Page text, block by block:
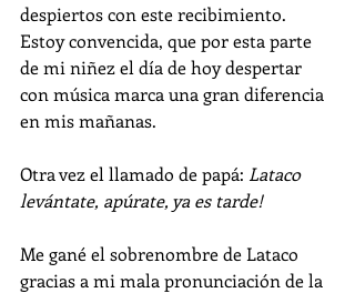
despiertos con este recibimiento.
Estoy convencida, que por esta parte
de mi niñez el día de hoy despertar
con música marca una gran diferencia
en mis mañanas.
Otra vez el llamado de papá: Lataco
levántate, apúrate, ya es tarde!
Me gané el sobrenombre de Lataco
gracias a mi mala pronunciación de la